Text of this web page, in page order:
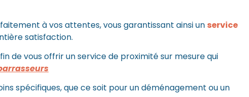
à vos attentes, vous garantissant ainsi un service
satisfaction.
de vous offrir un service de proximité sur mesure qui
spécifiques, que ce soit pour un déménagement ou un